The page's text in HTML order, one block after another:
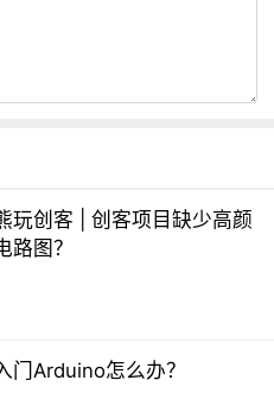
玩创客 | 创客项目缺少高颜
路图？
门Arduino怎么办？